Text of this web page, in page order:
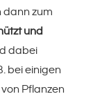
dann zum
und
dabei
bei einigen
Pflanzen